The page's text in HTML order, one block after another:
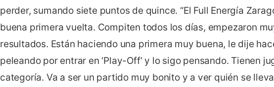
perder, sumando siete puntos de quince. “El Full Energía
buena primera vuelta. Compiten todos los días, empezaron
resultados. Están haciendo una primera muy buena, le dije
peleando por entrar en ‘Play-Off’ y lo sigo pensando. Tienen
categoría. Va a ser un partido muy bonito y a ver quién se